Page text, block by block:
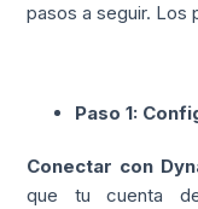
pasos a seguir. Los
Paso 1:
Conectar con
que tu cuenta